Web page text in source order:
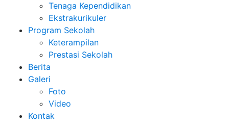
Tenaga Kependidikan
Ekstrakurikuler
Program Sekolah
Keterampilan
Prestasi Sekolah
Berita
Galeri
Foto
Video
Kontak